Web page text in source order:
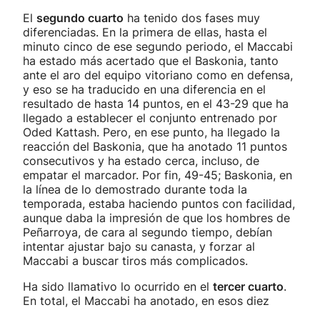
El segundo cuarto ha tenido dos fases muy
diferenciadas. En la primera de ellas, hasta el
minuto cinco de ese segundo periodo, el Maccabi
ha estado más acertado que el Baskonia, tanto
ante el aro del equipo vitoriano como en defensa,
y eso se ha traducido en una diferencia en el
resultado de hasta 14 puntos, en el 43-29 que ha
llegado a establecer el conjunto entrenado por
Oded Kattash. Pero, en ese punto, ha llegado la
reacción del Baskonia, que ha anotado 11 puntos
consecutivos y ha estado cerca, incluso, de
empatar el marcador. Por fin, 49-45; Baskonia, en
la línea de lo demostrado durante toda la
temporada, estaba haciendo puntos con facilidad,
aunque daba la impresión de que los hombres de
Peñarroya, de cara al segundo tiempo, debían
intentar ajustar bajo su canasta, y forzar al
Maccabi a buscar tiros más complicados.
Ha sido llamativo lo ocurrido en el tercer cuarto.
En total, el Maccabi ha anotado, en esos diez